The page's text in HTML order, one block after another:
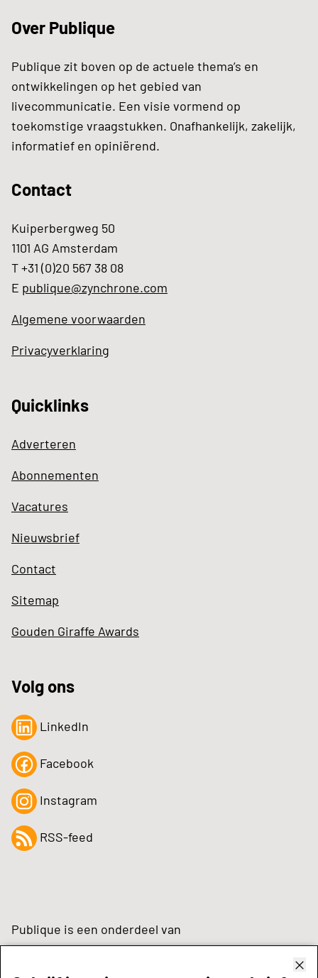
Over Publique
Publique zit boven op de actuele thema’s en
ontwikkelingen op het gebied van
livecommunicatie. Een visie vormend op
toekomstige vraagstukken. Onafhankelijk, zakelijk,
informatief en opiniërend.
Contact
Kuiperbergweg 50
1101 AG Amsterdam
T +31 (0)20 567 38 08
E publique@zynchrone.com
Algemene voorwaarden
Privacyverklaring
Quicklinks
Adverteren
Abonnementen
Vacatures
Nieuwsbrief
Contact
Sitemap
Gouden Giraffe Awards
Volg ons
LinkedIn
Facebook
Instagram
RSS-feed
Publique is een onderdeel van